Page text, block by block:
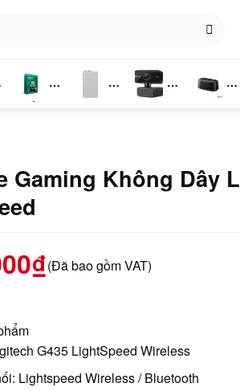
Phần
Gaming Không Dây
₫(Đã bao gồm VAT)
G435 LightSpeed Wireless
Lightspeed Wireless / Bluetooth